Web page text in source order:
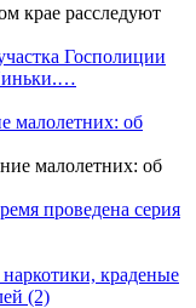
Госполиции
малолетних: об
проведена серия
краденые
(2)